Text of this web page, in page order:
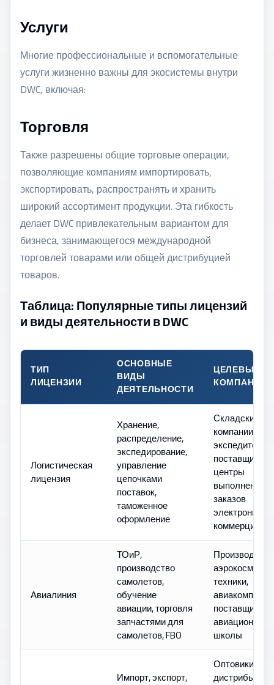
Услуги
Многие профессиональные и вспомогательные
услуги жизненно важны для экосистемы внутри
DWC, включая:
Торговля
Также разрешены общие торговые операции,
позволяющие компаниям импортировать,
экспортировать, распространять и хранить
широкий ассортимент продукции. Эта гибкость
делает DWC привлекательным вариантом для
бизнеса, занимающегося международной
торговлей товарами или общей дистрибуцией
товаров.
Таблица: Популярные типы лицензий
и виды деятельности в DWC
ТИП
ЛИЦЕНЗИИ
ОСНОВНЫЕ
ВИДЫ
ДЕЯТЕЛЬНОСТИ
ЦЕЛЕВЫЕ
КОМПАНИИ
Логистическая
лицензия
Хранение,
распределение,
экспедирование,
управление
цепочками
поставок,
таможенное
оформление
Складские
компании,
экспедиторы,
поставщики,
центры
выполнения
заказов
электронной
коммерции
Авиалиния
ТОиР,
производство
самолетов,
обучение
авиации, торговля
запчастями для
самолетов, FBO
техники,
авиакомпании,
поставщики
авиационные
школы
Импорт, экспорт,
Оптовики,